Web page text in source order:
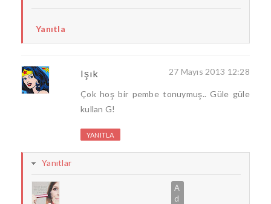
Yanıtla
Işık 27 Mayıs 2013 12:28
Çok hoş bir pembe tonuymuş.. Güle güle
kullan G!
YANITLA
Yanıtlar